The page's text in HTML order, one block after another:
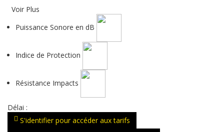
Voir Plus
Puissance Sonore en dB
Indice de Protection
Résistance Impacts
Délai :
S'identifier pour accéder aux tarifs